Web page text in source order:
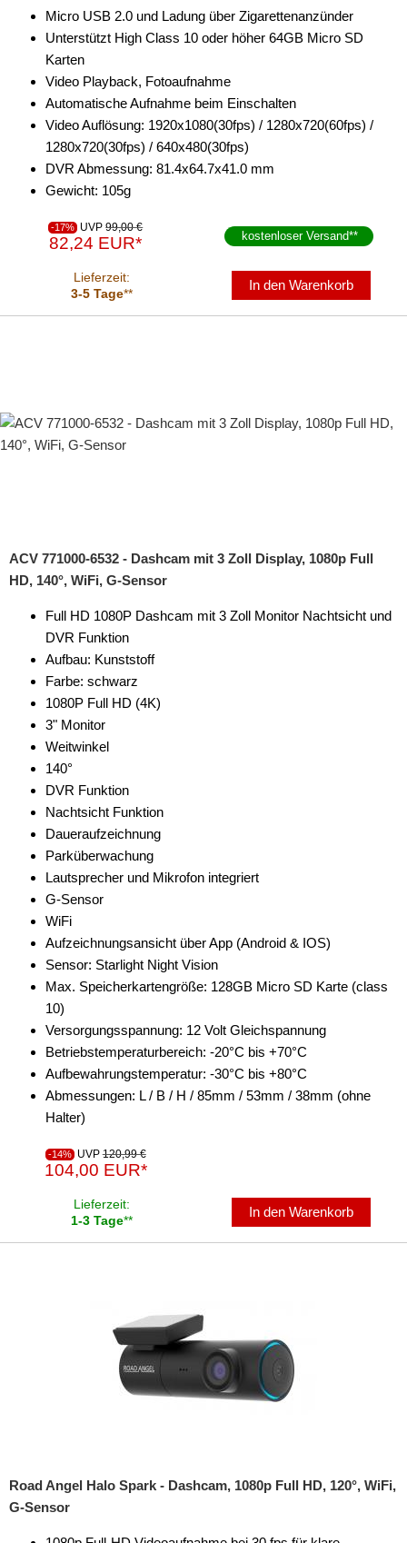
Micro USB 2.0 und Ladung über Zigarettenanzünder
Unterstützt High Class 10 oder höher 64GB Micro SD
Karten
Video Playback, Fotoaufnahme
Automatische Aufnahme beim Einschalten
Video Auflösung: 1920x1080(30fps) / 1280x720(60fps) /
1280x720(30fps) / 640x480(30fps)
DVR Abmessung: 81.4x64.7x41.0 mm
Gewicht: 105g
-17% UVP 99,00 €
82,24 EUR* kostenloser Versand**
Lieferzeit:
3-5 Tage**
In den Warenkorb
ACV 771000-6532 - Dashcam mit 3 Zoll Display, 1080p Full
HD, 140°, WiFi, G-Sensor
Full HD 1080P Dashcam mit 3 Zoll Monitor Nachtsicht und
DVR Funktion
Aufbau: Kunststoff
Farbe: schwarz
1080P Full HD (4K)
3" Monitor
Weitwinkel
140°
DVR Funktion
Nachtsicht Funktion
Daueraufzeichnung
Parküberwachung
Lautsprecher und Mikrofon integriert
G-Sensor
WiFi
Aufzeichnungsansicht über App (Android & IOS)
Sensor: Starlight Night Vision
Max. Speicherkartengröße: 128GB Micro SD Karte (class
10)
Versorgungsspannung: 12 Volt Gleichspannung
Betriebstemperaturbereich: -20°C bis +70°C
Aufbewahrungstemperatur: -30°C bis +80°C
Abmessungen: L / B / H / 85mm / 53mm / 38mm (ohne
Halter)
-14% UVP 120,99 €
104,00 EUR*
Lieferzeit:
1-3 Tage**
In den Warenkorb
Road Angel Halo Spark - Dashcam, 1080p Full HD, 120°, WiFi,
G-Sensor